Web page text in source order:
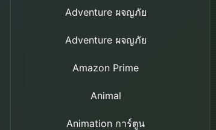
Adventure ผจญภัย
Adventure ผจญภัย
Amazon Prime
Animal
Animation การ์ตูน